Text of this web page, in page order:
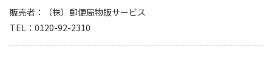
販売者
（株）郵便局物販サービス
TEL
0120-92-2310